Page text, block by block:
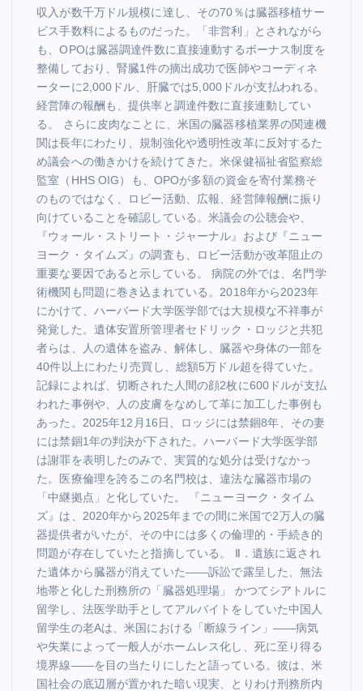
収入が数千万ドル規模に達し、その70％は臓器移植サー
ビス手数料によるものだった。「非営利」とされながら
も、OPOは臓器調達件数に直接連動するボーナス制度を
整備しており、腎臓1件の摘出成功で医師やコーディネ
ーターに2,000ドル、肝臓では5,000ドルが支払われる。
経営陣の報酬も、提供率と調達件数に直接連動してい
る。 さらに皮肉なことに、米国の臓器移植業界の関連機
関は長年にわたり、規制強化や透明性改革に反対するた
め議会への働きかけを続けてきた。米保健福祉省監察総
監室（HHS OIG）も、OPOが多額の資金を寄付業務そ
のものではなく、ロビー活動、広報、経営陣報酬に振り
向けていることを確認している。米議会の公聴会や、
『ウォール・ストリート・ジャーナル』および『ニュー
ヨーク・タイムズ』の調査も、ロビー活動が改革阻止の
重要な要因であると示している。 病院の外では、名門学
術機関も問題に巻き込まれている。2018年から2023年
にかけて、ハーバード大学医学部では大規模な不祥事が
発覚した。遺体安置所管理者セドリック・ロッジと共犯
者らは、人の遺体を盗み、解体し、臓器や身体の一部を
40件以上にわたり売買し、総額5万ドル超を得ていた。
記録によれば、切断された人間の顔2枚に600ドルが支払
われた事例や、人の皮膚をなめして革に加工した事例も
あった。2025年12月16日、ロッジには禁錮8年、その妻
には禁錮1年の判決が下された。ハーバード大学医学部
は謝罪を表明したのみで、実質的な処分は受けなかっ
た。医療倫理を誇るこの名門校は、違法な臓器市場の
「中継拠点」と化していた。 『ニューヨーク・タイム
ズ』は、2020年から2025年までの間に米国で2万人の臓
器提供者がいたが、その中には多くの倫理的・手続き的
問題が存在していたと指摘している。 Ⅱ．遺族に返され
た遺体から臓器が消えていた――訴訟で露呈した、無法
地帯と化した刑務所の「臓器処理場」 かつてシアトルに
留学し、法医学助手としてアルバイトをしていた中国人
留学生の老Aは、米国における「断線ライン」――病気
や失業によって一般人がホームレス化し、死に至り得る
境界線――を目の当たりにしたと語っている。彼は、米
国社会の底辺層が置かれた暗い現実、とりわけ刑務所内